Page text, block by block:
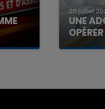
avoir
20 juillet
UNE
La